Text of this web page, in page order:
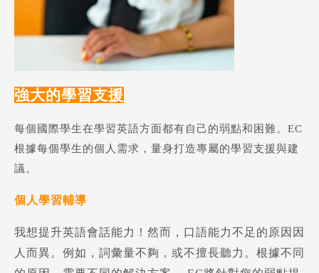
強大的學習支援
每個國際學生在學習英語方面都有自己的弱點和困難。EC
根據每個學生的個人需求，量身打造專屬的學習支援與建
議。
個人學習輔導
我想提升英語會話能力！然而，口語能力不足的原因因
人而異。例如，詞彙量不夠，或不擅長聽力。根據不同